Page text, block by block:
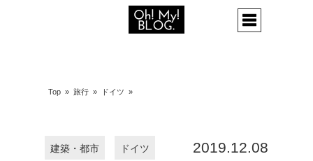
Top » 旅行 » ドイツ »
2019.12.08
建築・都市 ドイツ